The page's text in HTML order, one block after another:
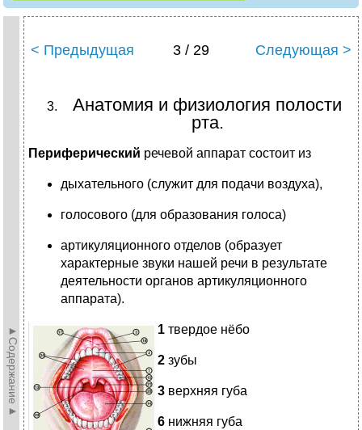
►Содержание►
< Предыдущая 3 / 29 Следующая >
Анатомия и физиология полости
рта.
Периферический речевой аппарат состоит из
дыхательного (служит для подачи воздуха),
голосового (для образования голоса)
артикуляционного отделов (образует
характерные звуки нашей речи в результате
деятельности органов артикуляционного
аппарата).
1 твердое нёбо
2 зубы
3 верхняя губа
6 нижняя губа